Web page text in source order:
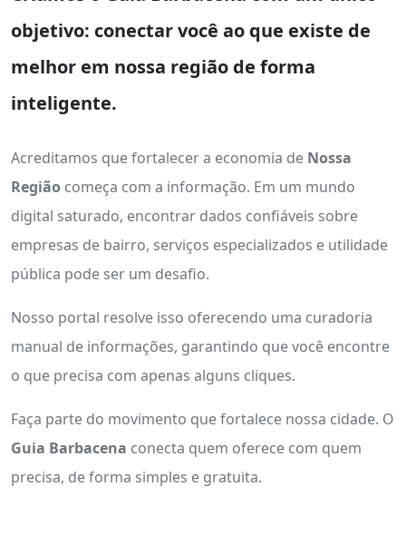
objetivo: conectar você ao que existe de
melhor em nossa região de forma
inteligente.
Acreditamos que fortalecer a economia de Nossa
Região começa com a informação. Em um mundo
digital saturado, encontrar dados confiáveis sobre
empresas de bairro, serviços especializados e utilidade
pública pode ser um desafio.
Nosso portal resolve isso oferecendo uma curadoria
manual de informações, garantindo que você encontre
o que precisa com apenas alguns cliques.
Faça parte do movimento que fortalece nossa cidade. O
Guia Barbacena conecta quem oferece com quem
precisa, de forma simples e gratuita.